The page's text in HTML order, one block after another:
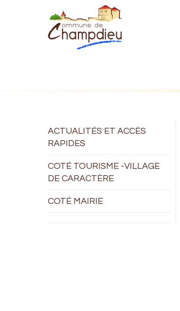
ACTUALITÉS ET ACCÈS
RAPIDES
COTÉ TOURISME -VILLAGE
DE CARACTÈRE
COTÉ MAIRIE